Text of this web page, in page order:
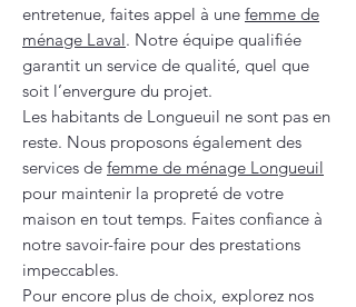
entretenue, faites appel à une femme de
ménage Laval. Notre équipe qualifiée
garantit un service de qualité, quel que
soit l’envergure du projet.
Les habitants de Longueuil ne sont pas en
reste. Nous proposons également des
services de femme de ménage Longueuil
pour maintenir la propreté de votre
maison en tout temps. Faites confiance à
notre savoir-faire pour des prestations
impeccables.
Pour encore plus de choix, explorez nos